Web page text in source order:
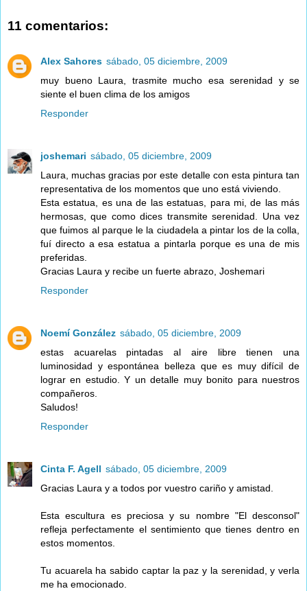
11 comentarios:
Alex Sahores sábado, 05 diciembre, 2009
muy bueno Laura, trasmite mucho esa serenidad y se
siente el buen clima de los amigos
Responder
joshemari sábado, 05 diciembre, 2009
Laura, muchas gracias por este detalle con esta pintura tan
representativa de los momentos que uno está viviendo.
Esta estatua, es una de las estatuas, para mi, de las más
hermosas, que como dices transmite serenidad. Una vez
que fuimos al parque le la ciudadela a pintar los de la colla,
fuí directo a esa estatua a pintarla porque es una de mis
preferidas.
Gracias Laura y recibe un fuerte abrazo, Joshemari
Responder
Noemí González sábado, 05 diciembre, 2009
estas acuarelas pintadas al aire libre tienen una
luminosidad y espontánea belleza que es muy difícil de
lograr en estudio. Y un detalle muy bonito para nuestros
compañeros.
Saludos!
Responder
Cinta F. Agell sábado, 05 diciembre, 2009
Gracias Laura y a todos por vuestro cariño y amistad.
Esta escultura es preciosa y su nombre "El desconsol"
refleja perfectamente el sentimiento que tienes dentro en
estos momentos.
Tu acuarela ha sabido captar la paz y la serenidad, y verla
me ha emocionado.